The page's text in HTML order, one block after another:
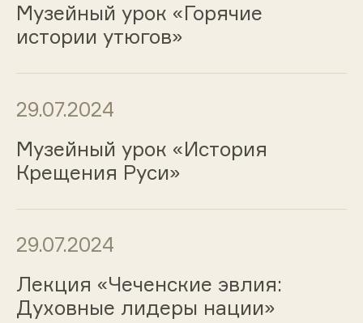
Музейный урок «Горячие
истории утюгов»
29.07.2024
Музейный урок «История
Крещения Руси»
29.07.2024
Лекция «Чеченские эвлия:
Духовные лидеры нации»